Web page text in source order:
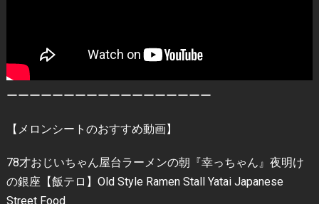
ーーーーーーーーーーーーーーーーーー
【メロンシートのおすすめ動画】
78才おじいちゃん屋台ラーメンの朝『幸っちゃん』夜明け
の銀座【飯テロ】Old Style Ramen Stall Yatai Japanese
Street Food